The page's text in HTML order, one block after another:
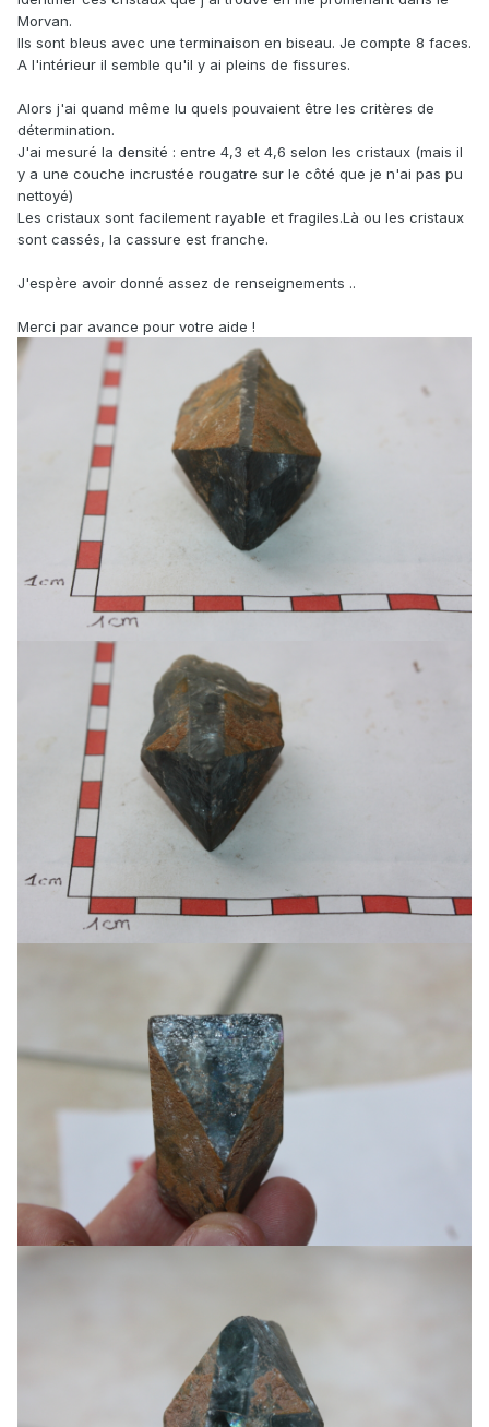
Morvan.
Ils sont bleus avec une terminaison en biseau. Je compte 8 faces.
A l'intérieur il semble qu'il y ai pleins de fissures.
Alors j'ai quand même lu quels pouvaient être les critères de
détermination.
J'ai mesuré la densité : entre 4,3 et 4,6 selon les cristaux (mais il
y a une couche incrustée rougatre sur le côté que je n'ai pas pu
nettoyé)
Les cristaux sont facilement rayable et fragiles.Là ou les cristaux
sont cassés, la cassure est franche.
J'espère avoir donné assez de renseignements ..
Merci par avance pour votre aide !